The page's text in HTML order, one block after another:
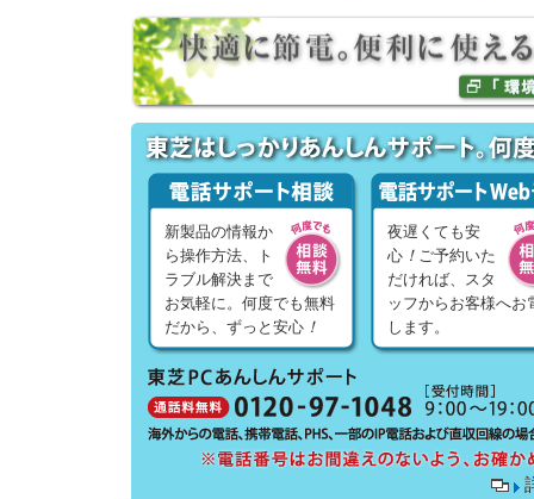
新製品の情報か
ら操作方法、ト
ラブル解決まで
お気軽に。何度でも無料
だから、ずっと安心 ！
夜遅くても安
心！ ご予約いた
だければ、スタ
ッフからお客様へお
します。